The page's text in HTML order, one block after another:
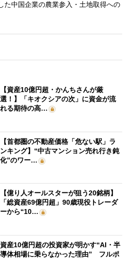
中国企業の農業参入・土地取得への
【資産10億円超・かんちさんが厳
選！】「キオクシアの次」に資金が流
れる期待の高…
【首都圏の不動産価格「危ない駅」ラ
ンキング】“中古マンション売れ行き鈍
化”のワー…
【億り人オールスターが狙う20銘柄】
「総資産69億円超」90歳現役トレーダ
ーから“10…
資産10億円超の投資家が明かす“AI・半
導体相場に乗らなかった理由” フルポ